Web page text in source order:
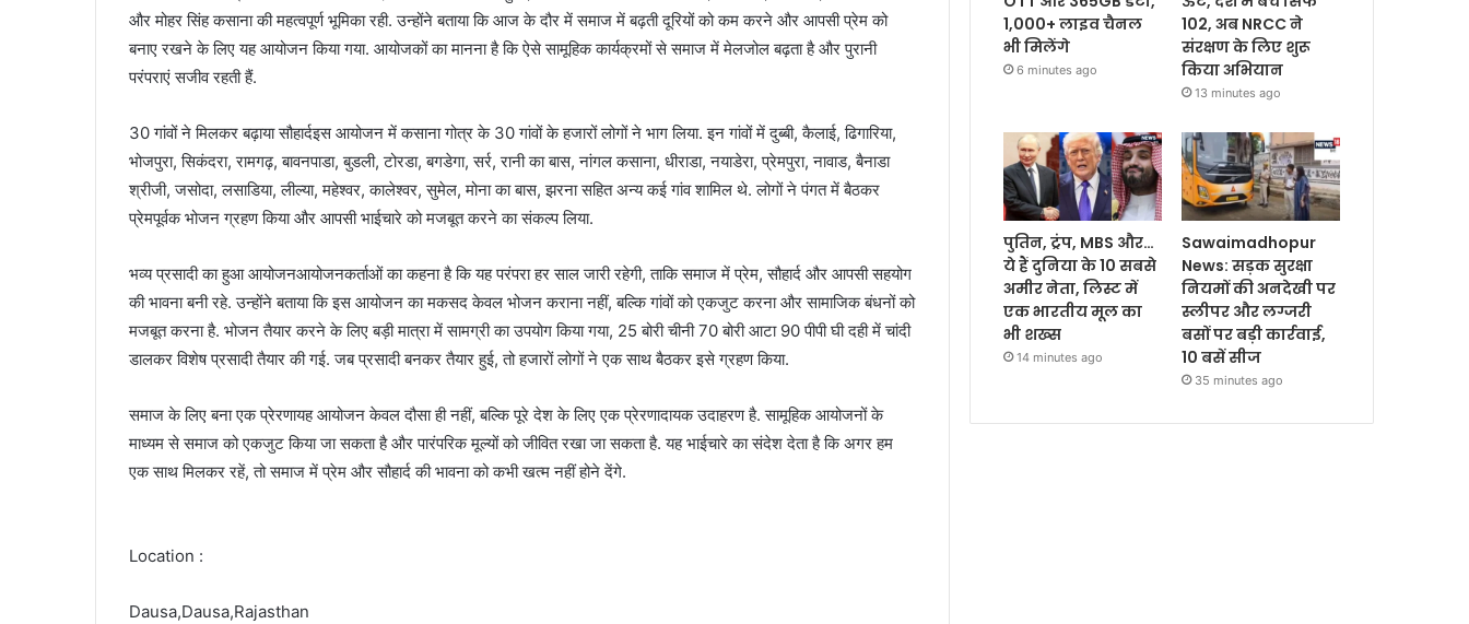
और मोहर सिंह कसाना की महत्वपूर्ण भूमिका रही. उन्होंने बताया कि आज के दौर में समाज में बढ़ती दूरियों को कम करने और आपसी प्रेम को
बनाए रखने के लिए यह आयोजन किया गया. आयोजकों का मानना है कि ऐसे सामूहिक कार्यक्रमों से समाज में मेलजोल बढ़ता है और पुरानी
परंपराएं सजीव रहती हैं.
30 गांवों ने मिलकर बढ़ाया सौहार्दइस आयोजन में कसाना गोत्र के 30 गांवों के हजारों लोगों ने भाग लिया. इन गांवों में दुब्बी, कैलाई, ढिगारिया,
भोजपुरा, सिकंदरा, रामगढ़, बावनपाडा, बुडली, टोरडा, बगडेगा, सर्र, रानी का बास, नांगल कसाना, धीराडा, नयाडेरा, प्रेमपुरा, नावाड, बैनाडा
श्रीजी, जसोदा, लसाडिया, लील्या, महेश्वर, कालेश्वर, सुमेल, मोना का बास, झरना सहित अन्य कई गांव शामिल थे. लोगों ने पंगत में बैठकर
प्रेमपूर्वक भोजन ग्रहण किया और आपसी भाईचारे को मजबूत करने का संकल्प लिया.
भव्य प्रसादी का हुआ आयोजनआयोजनकर्ताओं का कहना है कि यह परंपरा हर साल जारी रहेगी, ताकि समाज में प्रेम, सौहार्द और आपसी सहयोग
की भावना बनी रहे. उन्होंने बताया कि इस आयोजन का मकसद केवल भोजन कराना नहीं, बल्कि गांवों को एकजुट करना और सामाजिक बंधनों को
मजबूत करना है. भोजन तैयार करने के लिए बड़ी मात्रा में सामग्री का उपयोग किया गया, 25 बोरी चीनी 70 बोरी आटा 90 पीपी घी दही में चांदी
डालकर विशेष प्रसादी तैयार की गई. जब प्रसादी बनकर तैयार हुई, तो हजारों लोगों ने एक साथ बैठकर इसे ग्रहण किया.
समाज के लिए बना एक प्रेरणायह आयोजन केवल दौसा ही नहीं, बल्कि पूरे देश के लिए एक प्रेरणादायक उदाहरण है. सामूहिक आयोजनों के
माध्यम से समाज को एकजुट किया जा सकता है और पारंपरिक मूल्यों को जीवित रखा जा सकता है. यह भाईचारे का संदेश देता है कि अगर हम
एक साथ मिलकर रहें, तो समाज में प्रेम और सौहार्द की भावना को कभी खत्म नहीं होने देंगे.
Location :
Dausa,Dausa,Rajasthan
1,000+ लाइव चैनल
भी मिलेंगे
6 minutes ago
102, अब NRCC ने
संरक्षण के लिए शुरू
किया अभियान
13 minutes ago
पुतिन, ट्रंप, MBS और…
ये हैं दुनिया के 10 सबसे
अमीर नेता, लिस्ट में
एक भारतीय मूल का
भी शख्स
14 minutes ago
Sawaimadhopur
News: सड़क सुरक्षा
नियमों की अनदेखी पर
स्लीपर और लग्जरी
बसों पर बड़ी कार्रवाई,
10 बसें सीज
35 minutes ago